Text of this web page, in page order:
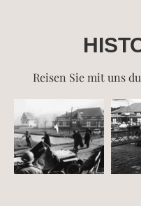
Reisen Sie mit uns